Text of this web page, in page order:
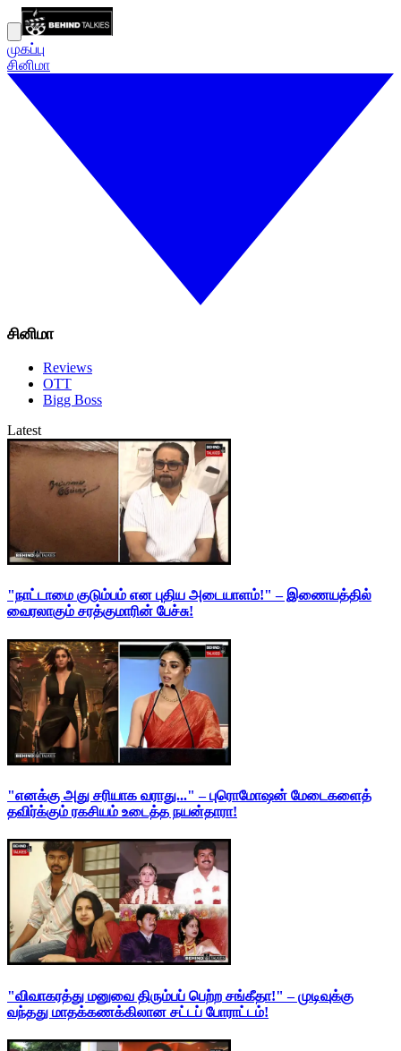
முகப்பு
சினிமா
சினிமா
Reviews
OTT
Bigg Boss
Latest
"நாட்டாமை குடும்பம் என புதிய அடையாளம்!" – இணையத்தில்
வைரலாகும் சரத்குமாரின் பேச்சு!
"எனக்கு அது சரியாக வராது..." – புரொமோஷன் மேடைகளைத்
தவிர்க்கும் ரகசியம் உடைத்த நயன்தாரா!
"விவாகரத்து மனுவை திரும்பப் பெற்ற சங்கீதா!" – முடிவுக்கு
வந்தது மாதக்கணக்கிலான சட்டப் போராட்டம்!